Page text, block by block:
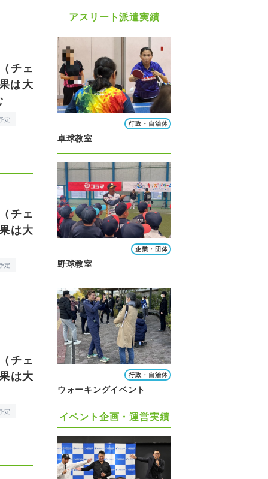
チェ
は大
定
チェ
は大
定
チェ
は大
定
アスリート派遣実績
行政・自治体
卓球教室
企業・団体
野球教室
行政・自治体
ウォーキングイベント
イベント企画・運営実績